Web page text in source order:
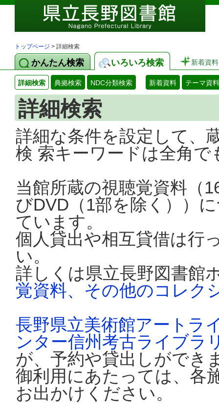
トップページ > 詳細検索
かんたん検索 いろいろ検索 新着資料
詳細検索 典拠検索 NDC分類検索 新着資料 テーマ資料
詳細検索
詳細な条件を設定して、
検 索キーワードは全角
当館所蔵の視聴覚資料（
びDVD（1部を除く））
ています。
個人貸出や相互貸借は行
い。
詳しくは県立長野図書館
覚資料、その他のコレク
長野県立美術館アートラ
ンター信州考古ライブラ
が、予約や貸出しができ
御利用にあたっては、各
お出かけください。